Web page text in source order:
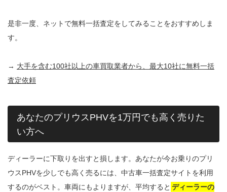
是非一度、ネットで無料一括査定をしてみることをおすすめしま
す。
→ 大手を含む100社以上の車買取業者から、最大10社に無料一括
査定依頼
あなたのプリウスPHVを1万円でも高く売りた
い方へ
ディーラーに下取りを出すと損します。あなたが今お乗りのプリ
ウスPHVを少しでも高く売るには、中古車一括査定サイトを利用
するのがベスト。車両にもよりますが、平均すると ディーラーの